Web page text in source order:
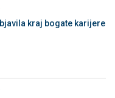
kraj bogate karijere